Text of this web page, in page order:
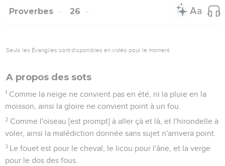
Proverbes 26
Seuls les Évangiles sont disponibles en vidéo pour le moment.
A propos des sots
1 Comme la neige ne convient pas en été, ni la pluie en la
moisson, ainsi la gloire ne convient point à un fou.
2 Comme l'oiseau [est prompt] à aller çà et là, et l'hirondelle à
voler, ainsi la malédiction donnée sans sujet n'arrivera point.
3 Le fouet est pour le cheval, le licou pour l'âne, et la verge
pour le dos des fous.